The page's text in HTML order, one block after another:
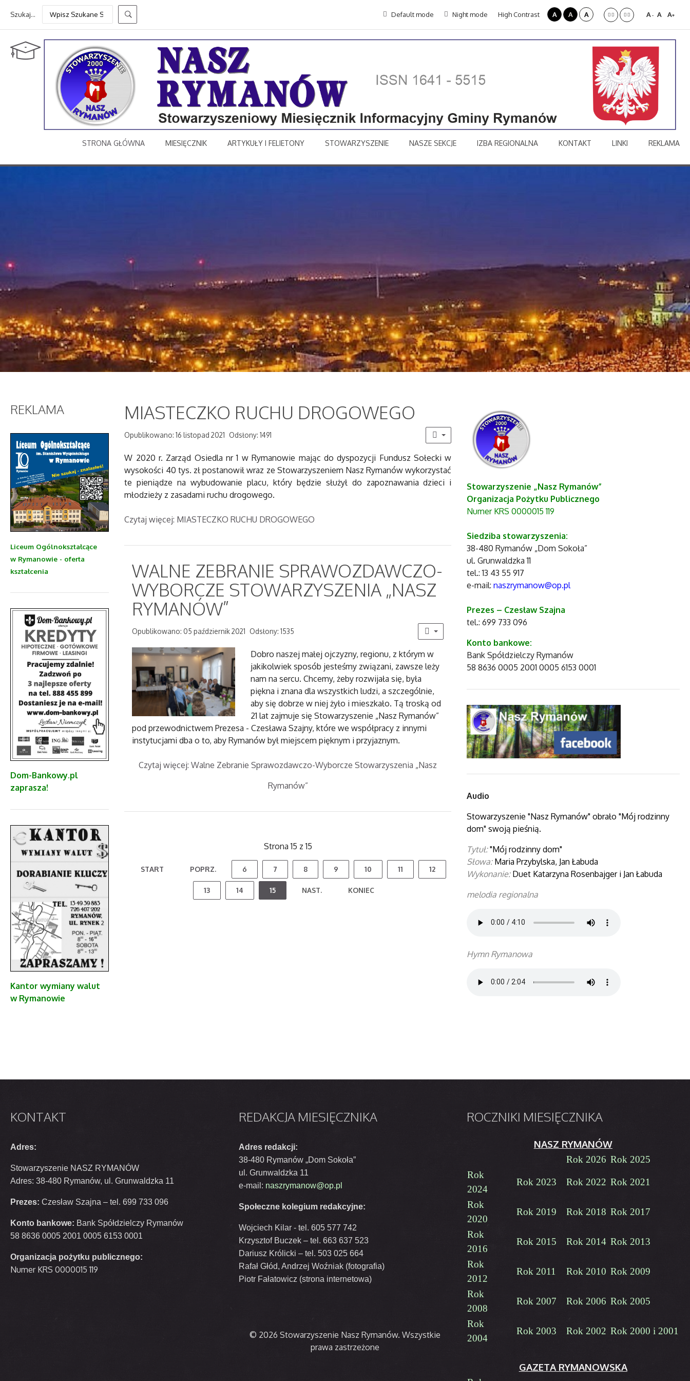
Szukaj... Default mode Night mode High Contrast A A A A- A A+
STRONA GŁÓWNA MIESIĘCZNIK ARTYKUŁY I FELIETONY STOWARZYSZENIE NASZE SEKCJE IZBA REGIONALNA KONTAKT LINKI REKLAMA
MIASTECZKO RUCHU DROGOWEGO
Opublikowano: 16 listopad 2021 Odsłony: 1491
W 2020 r. Zarząd Osiedla nr 1 w Rymanowie mając do dyspozycji Fundusz Sołecki w
wysokości 40 tys. zł postanowił wraz ze Stowarzyszeniem Nasz Rymanów wykorzystać
te pieniądze na wybudowanie placu, który będzie służył do zapoznawania dzieci i
młodzieży z zasadami ruchu drogowego.
Czytaj więcej: MIASTECZKO RUCHU DROGOWEGO
WALNE ZEBRANIE SPRAWOZDAWCZO-
WYBORCZE STOWARZYSZENIA „NASZ
RYMANÓW”
Opublikowano: 05 październik 2021 Odsłony: 1535
Dobro naszej małej ojczyzny, regionu, z którym w
jakikolwiek sposób jesteśmy związani, zawsze leży
nam na sercu. Chcemy, żeby rozwijała się, była
piękna i znana dla wszystkich ludzi, a szczególnie,
aby się dobrze w niej żyło i mieszkało. Tą troską od
21 lat zajmuje się Stowarzyszenie „Nasz Rymanów”
pod przewodnictwem Prezesa - Czesława Szajny, które we współpracy z innymi
instytucjami dba o to, aby Rymanów był miejscem pięknym i przyjaznym.
Czytaj więcej: Walne Zebranie Sprawozdawczo-Wyborcze Stowarzyszenia „Nasz
Rymanów”
Strona 15 z 15
START POPRZ. 6 7 8 9 10 11 12
13 14 15 NAST. KONIEC
REKLAMA
Liceum Ogólnokształcące
w Rymanowie - oferta
kształcenia
Dom-Bankowy.pl
zaprasza!
Kantor wymiany walut
w Rymanowie
Stowarzyszenie „Nasz Rymanów”
Organizacja Pożytku Publicznego
Numer KRS 0000015 119
Siedziba stowarzyszenia:
38-480 Rymanów „Dom Sokoła”
ul. Grunwaldzka 11
tel.: 13 43 55 917
e-mail:naszrymanow@op.pl
Prezes – Czesław Szajna
tel.: 699 733 096
Konto bankowe:
Bank Spółdzielczy Rymanów
58 8636 0005 2001 0005 6153 0001
Audio
Stowarzyszenie "Nasz Rymanów" obrało "Mój rodzinny
dom" swoją pieśnią.
Tytuł: "Mój rodzinny dom"
Słowa:Maria Przybylska, Jan Łabuda
Wykonanie:Duet Katarzyna Rosenbajger i Jan Łabuda
melodia regionalna
Hymn Rymanowa
KONTAKT
Adres:
Stowarzyszenie NASZ RYMANÓW
Adres: 38-480 Rymanów, ul. Grunwaldzka 11
Prezes: Czesław Szajna – tel. 699 733 096
Konto bankowe: Bank Spółdzielczy Rymanów
58 8636 0005 2001 0005 6153 0001
Organizacja pożytku publicznego:
Numer KRS 0000015 119
REDAKCJAMIESIĘCZNIKA
Adres redakcji:
38-480 Rymanów „Dom Sokoła”
ul. Grunwaldzka 11
e-mail: naszrymanow@op.pl
Społeczne kolegium redakcyjne:
Wojciech Kilar - tel. 605 577 742
Krzysztof Buczek – tel. 663 637 523
Dariusz Królicki – tel. 503 025 664
Rafał Głód, Andrzej Woźniak (fotografia)
Piotr Fałatowicz (strona internetowa)
© 2026 Stowarzyszenie Nasz Rymanów. Wszystkie
prawa zastrzeżone
ROCZNIKI MIESIĘCZNIKA
NASZ RYMANÓW
Rok 2026 Rok 2025
Rok
2024
Rok 2023 Rok 2022 Rok 2021
Rok
2020
Rok 2019 Rok 2018 Rok 2017
Rok
2016
Rok 2015 Rok 2014 Rok 2013
Rok
2012
Rok 2011 Rok 2010 Rok 2009
Rok
2008
Rok 2007 Rok 2006 Rok 2005
Rok
2004
Rok 2003 Rok 2002 Rok 2000 i 2001
GAZETA RYMANOWSKA